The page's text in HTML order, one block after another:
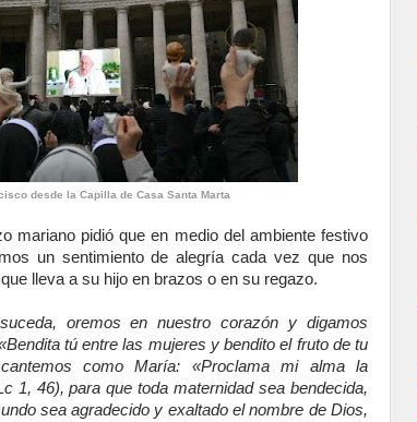
desde la Capilla de Casa Santa Marta
mariano pidió que en medio del ambiente festivo
un sentimiento de alegría cada vez que nos
lleva a su hijo en brazos o en su regazo.
oremos en nuestro corazón y digamos
tú entre las mujeres y bendito el fruto de tu
como María: «Proclama mi alma la
1, 46), para que toda maternidad sea bendecida,
sea agradecido y exaltado el nombre de Dios,